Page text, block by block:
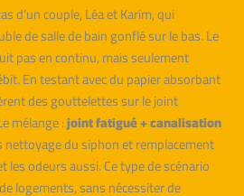
d’un couple, Léa et Karim, qui
de salle de bain gonflé sur le bas. Le
pas en continu, mais seulement
En testant avec du papier absorbant
des gouttelettes sur le joint
mélange :joint fatigué + canalisation
nettoyage du siphon et remplacement
odeurs aussi. Ce type de scénario
logements, sans nécessiter de